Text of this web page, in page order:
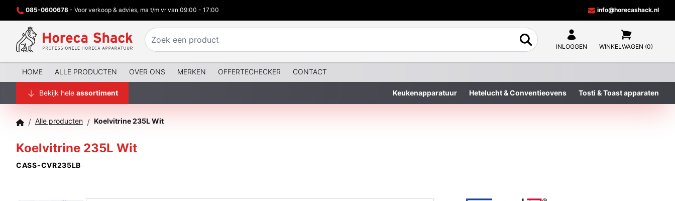
085-0600678 - Voor verkoop & advies, ma t/m vr van 09:00 - 17:00 info@horecashack.nl
INLOGGEN WINKELWAGEN (0)
HOME ALLE PRODUCTEN OVER ONS MERKEN OFFERTECHECKER CONTACT
Bekijk hele assortiment Keukenapparatuur Hetelucht & Conventieovens Tosti & Toast apparaten
/ Alle producten / Koelvitrine 235L Wit
Koelvitrine 235L Wit
CASS-CVR235LB